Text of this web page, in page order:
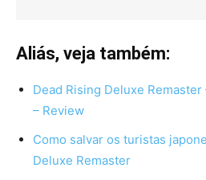
Aliás, veja também:
Dead Rising Deluxe Remaster
– Review
Como salvar os turistas
Deluxe Remaster